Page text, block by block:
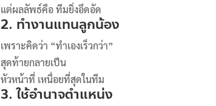
แต่ผลลัพธ์คือ ทีมยิ่งอึดอัด
2. ทำงานแทนลูกน้อง
เพราะคิดว่า “ทำเองเร็วกว่า”
สุดท้ายกลายเป็น
หัวหน้าที่ เหนื่อยที่สุดในทีม
3. ใช้อำนาจตำแหน่ง